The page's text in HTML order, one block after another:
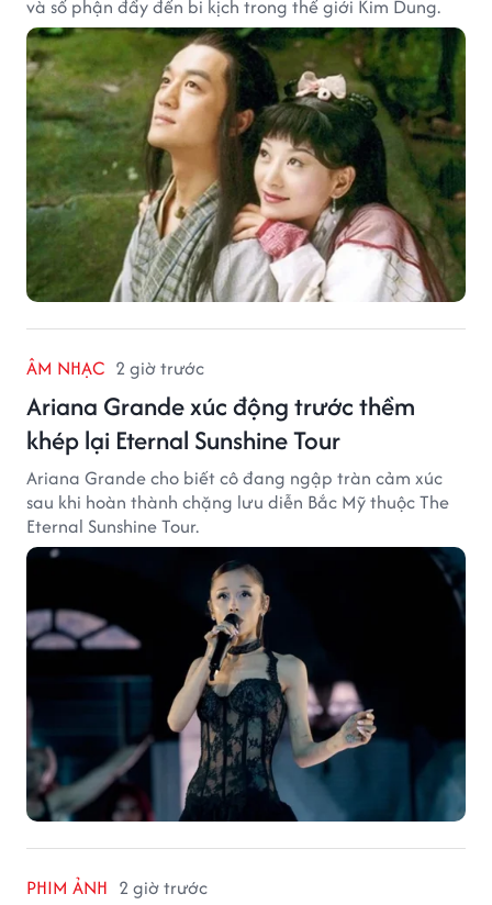
và số phận đẩy đến bi kịch trong thế giới Kim Dung.
ÂM NHẠC 2 giờ trước
Ariana Grande xúc động trước thềm
khép lại Eternal Sunshine Tour
Ariana Grande cho biết cô đang ngập tràn cảm xúc
sau khi hoàn thành chặng lưu diễn Bắc Mỹ thuộc The
Eternal Sunshine Tour.
PHIM ẢNH 2 giờ trước